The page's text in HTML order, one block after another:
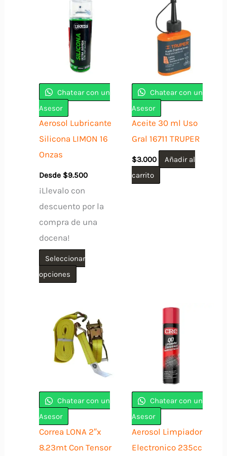
Chatear con un
Asesor
Aerosol Lubricante
Silicona LIMON 16
Onzas
Desde $9.500
¡Llevalo con
descuento por la
compra de una
docena!
Seleccionar
opciones
múltiples
variantes.
Las
opciones
pueden
en
la
Chatear con un
Asesor
Aceite 30 ml Uso
Gral 16711 TRUPER
$3.000
Añadir al
carrito
Chatear con un
Asesor
Correa LONA 2″x
8.23mt Con Tensor
Chatear con un
Asesor
Aerosol Limpiador
Electronico 235cc